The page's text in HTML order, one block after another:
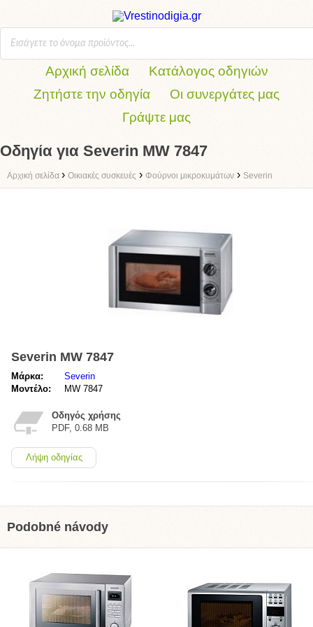
Αρχική σελίδα
Κατάλογος οδηγιών
Ζητήστε την οδηγία
Οι συνεργάτες μας
Γράψτε μας
Οδηγία για Severin MW 7847
Αρχική σελίδα › Οικιακές συσκευές › Φούρνοι μικροκυμάτων › Severin
Severin MW 7847
Μάρκα:
Severin
Μοντέλο:
MW 7847
Οδηγός χρήσης
PDF, 0.68 MB
Λήψη οδηγίας
Podobné návody